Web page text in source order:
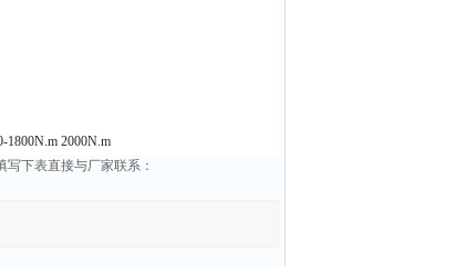
2000N.m
下表直接与厂家联系：